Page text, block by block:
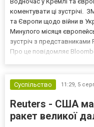
коментувати ці зустрічі.
та Європи щодо війни в
Минулого місяця
зустріч з представниками
Про це повідомляє
Суспільство
11:29, 5
Reuters - США
ракет великої